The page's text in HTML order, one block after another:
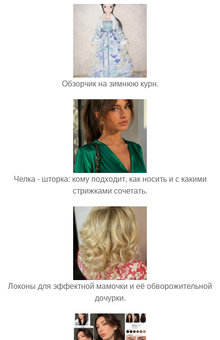
Обзорчик на зимнюю курн.
Челка - шторка: кому подходит, как носить и с какими
стрижками сочетать.
Локоны для эффектной мамочки и её обворожительной
дочурки.